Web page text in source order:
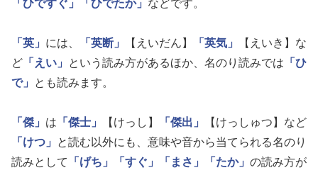
「ひですぐ」 「ひでたか」 などです。
「英」 には、 「英断」 【えいだん】 「英気」
【えいき】な
ど 「えい」 という読み方があるほか、名のり読みでは 「ひ
で」
とも読みます。
「傑」 は 「傑士」 【けっし】 「傑出」
【けっしゅつ】など
「けつ」
と読む以外にも、意味や音から当てられる名のり
読みとして
「げち」 「すぐ」 「まさ」 「たか」 の読み方が